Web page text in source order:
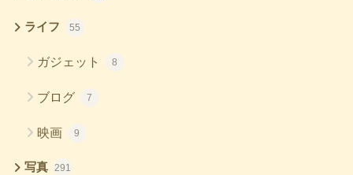
ライフ 55
ガジェット 8
ブログ 7
映画 9
写真 291